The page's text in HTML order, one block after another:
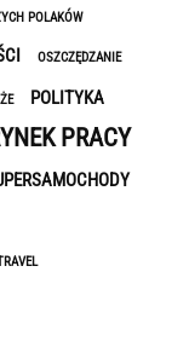
POLAKÓW
OSZCZĘDZANIE
POLITYKA
PRACY